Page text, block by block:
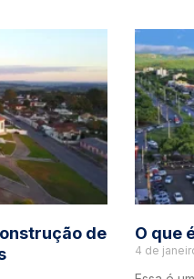
de
O que
4 de